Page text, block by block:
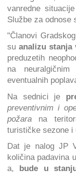
vanredne
Službe za odnose
"Članovi
su analizu stanja
preduzetih
na
eventualnih
Na sednici je
preventivnim i
požara na
turističke sezone i
Dat je nalog JP
količina padavina
a,
bude u